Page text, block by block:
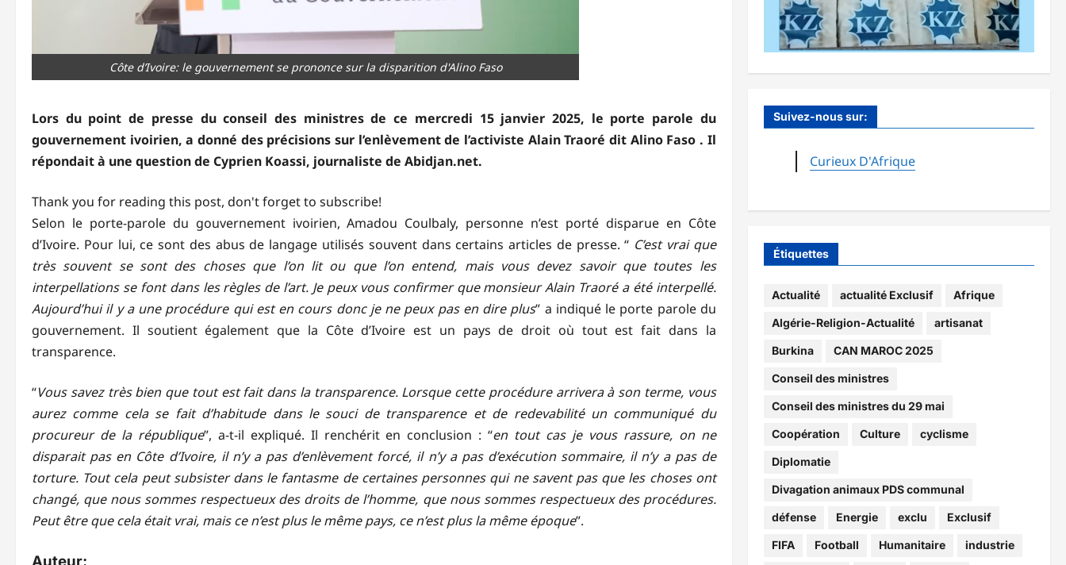
Côte d’Ivoire: le gouvernement se prononce sur la disparition d'Alino Faso
Lors du point de presse du conseil des ministres de ce mercredi 15 janvier 2025, le porte parole du
gouvernement ivoirien, a donné des précisions sur l’enlèvement de l’activiste Alain Traoré dit Alino Faso . Il
répondait à une question de Cyprien Koassi, journaliste de Abidjan.net.
Thank you for reading this post, don't forget to subscribe!
Selon le porte-parole du gouvernement ivoirien, Amadou Coulbaly, personne n’est porté disparue en Côte
d’Ivoire. Pour lui, ce sont des abus de langage utilisés souvent dans certains articles de presse. “ C’est vrai que
très souvent se sont des choses que l’on lit ou que l’on entend, mais vous devez savoir que toutes les
interpellations se font dans les règles de l’art. Je peux vous confirmer que monsieur Alain Traoré a été interpellé.
Aujourd’hui il y a une procédure qui est en cours donc je ne peux pas en dire plus” a indiqué le porte parole du
gouvernement. Il soutient également que la Côte d’Ivoire est un pays de droit où tout est fait dans la
transparence.
“Vous savez très bien que tout est fait dans la transparence. Lorsque cette procédure arrivera à son terme, vous
aurez comme cela se fait d’habitude dans le souci de transparence et de redevabilité un communiqué du
procureur de la république”, a-t-il expliqué. Il renchérit en conclusion : “en tout cas je vous rassure, on ne
disparait pas en Côte d’Ivoire, il n’y a pas d’enlèvement forcé, il n’y a pas d’exécution sommaire, il n’y a pas de
torture. Tout cela peut subsister dans le fantasme de certaines personnes qui ne savent pas que les choses ont
changé, que nous sommes respectueux des droits de l’homme, que nous sommes respectueux des procédures.
Peut être que cela était vrai, mais ce n’est plus le même pays, ce n’est plus la même époque”.
Suivez-nous sur:
Curieux D'Afrique
Étiquettes
Actualité actualité Exclusif Afrique
Algérie-Religion-Actualité artisanat
Burkina CAN MAROC 2025
Conseil des ministres
Conseil des ministres du 29 mai
Coopération Culture cyclisme
Diplomatie
Divagation animaux PDS communal
défense Energie exclu Exclusif
FIFA Football Humanitaire industrie